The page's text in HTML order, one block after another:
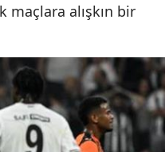
alışkın bir